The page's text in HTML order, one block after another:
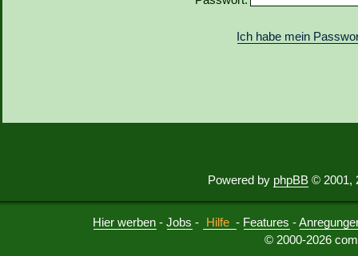
Ich habe mein
Powered by phpBB © 2001,
Hier werben -Jobs - Hilfe - Features -
© 2000-2026